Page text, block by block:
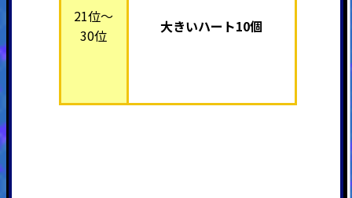
21位～
30位
大きいハート10個